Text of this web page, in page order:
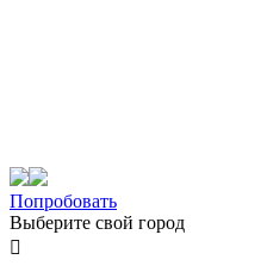
Попробовать
Выберите свой город
